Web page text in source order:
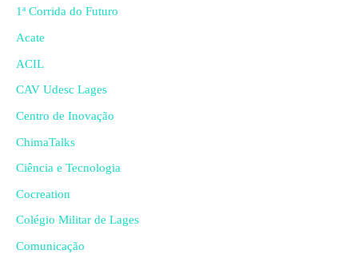
1ª Corrida do Futuro
Acate
ACIL
CAV Udesc Lages
Centro de Inovação
ChimaTalks
Ciência e Tecnologia
Cocreation
Colégio Militar de Lages
Comunicação